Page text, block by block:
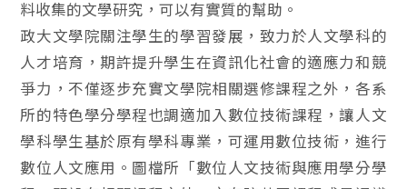
料收集的文學研究，可以有實質的幫助。
政大文學院關注學生的學習發展，致力於人文學科的
人才培育，期許提升學生在資訊化社會的適應力和競
爭力，不僅逐步充實文學院相關選修課程之外，各系
所的特色學分學程也調適加入數位技術課程，讓人文
學科學生基於原有學科專業，可運用數位技術，進行
數位人文應用。圖檔所「數位人文技術與應用學分學